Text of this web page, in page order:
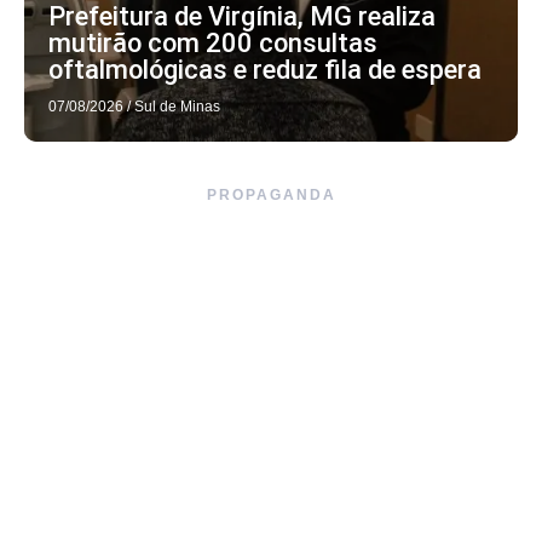
Prefeitura de Virgínia, MG realiza
mutirão com 200 consultas
oftalmológicas e reduz fila de espera
07/08/2026 / Sul de Minas
PROPAGANDA